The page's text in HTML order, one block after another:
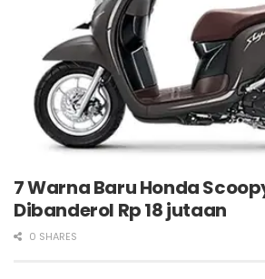
7 Warna Baru Honda
Dibanderol Rp 18 jutaan
0 SHARES